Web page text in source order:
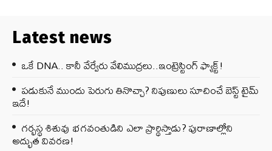
Latest news
ఒకే DNA.. కానీ వేర్వేరు వేలిముద్రలు..ఇంట్రెస్టింగ్ ఫ్యాక్ట్!
పడుకునే ముందు పెరుగు తినొచ్చా? నిపుణులు సూచించే బెస్ట్ టైమ్
ఇదే!
గర్భస్థ శిశువు భగవంతుడిని ఎలా ప్రార్థిస్తాడు? పురాణాల్లోని
అద్భుత వివరణ!